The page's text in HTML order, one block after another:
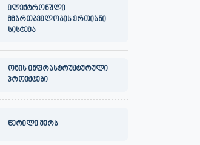
ელექტრონული
მმართბველობის ერთიანი
სისტემა
ონის ინფრასტრუქტურული
პროექტები
წერილი მერს